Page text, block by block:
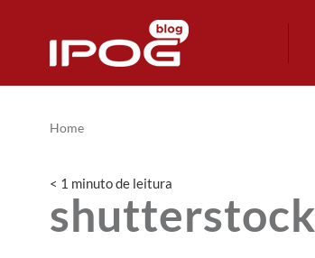
Home
< 1 minutode leitura